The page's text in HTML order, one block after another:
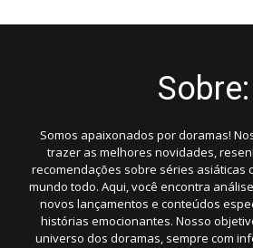
Sobre:
Somos apaixonados por doramas!
trazer as melhores novidades,
recomendações sobre séries asiáticas
mundo todo. Aqui, você encontra
novos lançamentos e conteúdos
histórias emocionantes. Nosso
universo dos doramas, sempre com